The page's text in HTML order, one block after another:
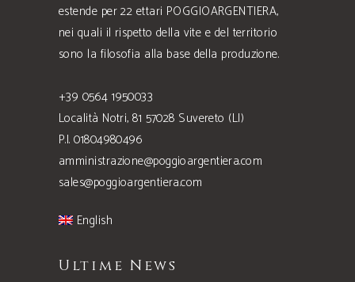
estende per 22 ettari POGGIOARGENTIERA,
nei quali il rispetto della vite e del territorio
sono la filosofia alla base della produzione.
+39 0564 1950033
Località Notri, 81 57028 Suvereto (LI)
P.I. 01804980496
amministrazione@poggioargentiera.com
sales@poggioargentiera.com
English
Ultime News